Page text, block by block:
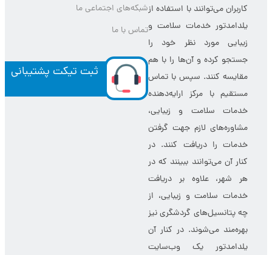
کاربران می‌توانند با استفاده از
یلدامدتور خدمات سلامت و
زیبایی مورد نظر خود را
جستجو کرده و آن‌ها را با هم
مقایسه کنند. سپس با تماس
مستقیم با مرکز ارایه‌دهنده
خدمات سلامت و زیبایی،
مشاوره‌های لازم جهت گرفتن
خدمات را دریافت کنند. در
کنار آن می‌توانند ببینند که در
هر شهر، علاوه بر دریافت
خدمات سلامت و زیبایی، از
چه پتانسیل‌های گردشگری نیز
بهره‌مند می‌شوند. در کنار آن
یلدامدتور یک وب‌سایت
شبکه‌های اجتماعی ما
تماس با ما
ثبت تیکت پشتیبانی